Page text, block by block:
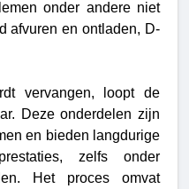
onder andere niet
afvuren en ontladen, D-
vervangen, loopt de
Deze onderdelen zijn
en bieden langdurige
zelfs onder
Het proces omvat